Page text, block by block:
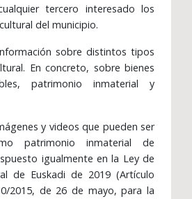
tercero interesado los
del municipio.
sobre distintos tipos
En concreto, sobre bienes
patrimonio inmaterial y
y videos que pueden ser
patrimonio inmaterial de
igualmente en la Ley de
de Euskadi de 2019 (Artículo
2015, de 26 de mayo, para la